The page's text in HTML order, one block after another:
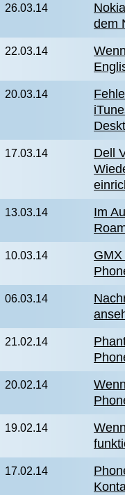
26.03.14
dem
22.03.14
20.03.14
17.03.14
Dell
13.03.14
Im
10.03.14
06.03.14
21.02.14
20.02.14
19.02.14
17.02.14